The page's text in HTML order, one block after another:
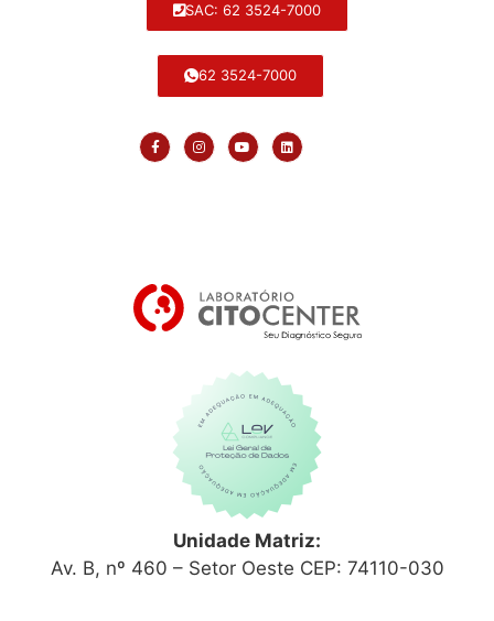
SAC: 62 3524-7000
62 3524-7000
Unidade Matriz:
Av. B, nº 460 – Setor Oeste CEP: 74110-030